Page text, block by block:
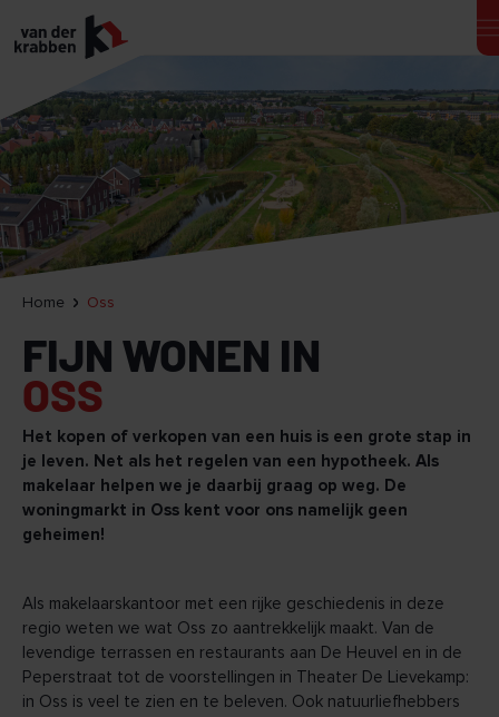
Home Oss
FIJN WONEN IN
OSS
Het kopen of verkopen van een huis is een grote stap in
je leven. Net als het regelen van een hypotheek. Als
makelaar helpen we je daarbij graag op weg. De
woningmarkt in Oss kent voor ons namelijk geen
geheimen!
Als makelaarskantoor met een rijke geschiedenis in deze
regio weten we wat Oss zo aantrekkelijk maakt. Van de
levendige terrassen en restaurants aan De Heuvel en in de
Peperstraat tot de voorstellingen in Theater De Lievekamp:
in Oss is veel te zien en te beleven. Ook natuurliefhebbers